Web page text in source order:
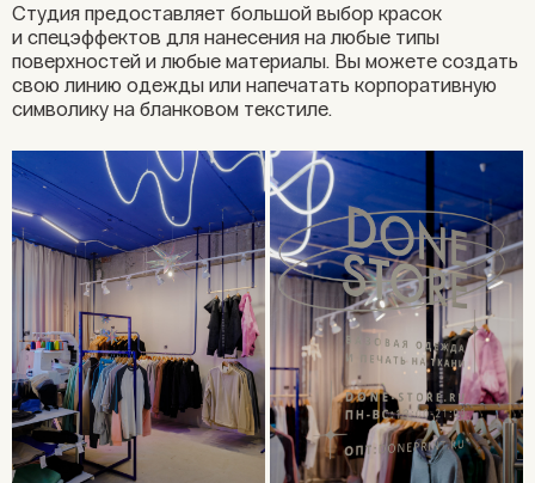
Cтудия предоставляет большой выбор красок
и спецэффектов для нанесения на любые типы
поверхностей и любые материалы. Вы можете создать
свою линию одежды или напечатать корпоративную
символику на бланковом текстиле.